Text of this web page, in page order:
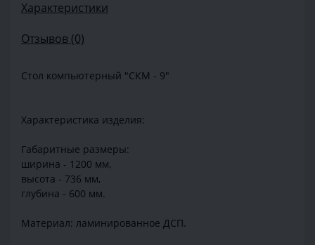
Характеристики
Отзывов (0)
Стол компьютерный "СКМ - 9"
Характеристика изделия:
Габаритные размеры:
ширина - 1200 мм,
высота - 736 мм,
глубина - 600 мм.
Материал: ламинированное ДСП.